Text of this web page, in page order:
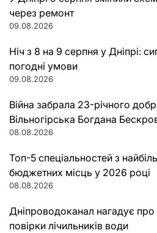
через ремонт
09.08.2026
Ніч з 8 на 9 серпня у Дніпрі:
погодні умови
09.08.2026
Війна забрала 23-річного
Вільногірська Богдана
08.08.2026
Топ-5 спеціальностей з
бюджетних місць у 2026 році
08.08.2026
Дніпроводоканал нагадує про
повірки лічильників води